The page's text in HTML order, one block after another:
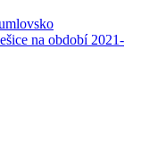
na období 2021-